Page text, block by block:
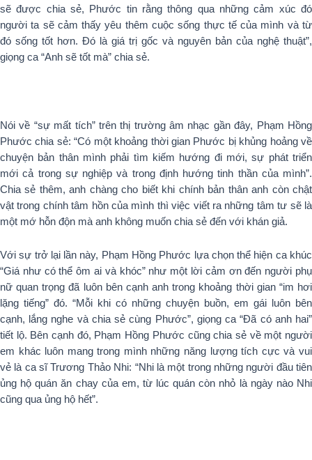
sẽ được chia sẻ, Phước tin rằng thông qua những cảm xúc đó
người ta sẽ cảm thấy yêu thêm cuộc sống thực tế của mình và từ
đó sống tốt hơn. Đó là giá trị gốc và nguyên bản của nghệ thuật”,
giọng ca “Anh sẽ tốt mà” chia sẻ.
Nói về “sự mất tích” trên thị trường âm nhạc gần đây, Phạm Hồng
Phước chia sẻ: “Có một khoảng thời gian Phước bị khủng hoảng về
chuyện bản thân mình phải tìm kiếm hướng đi mới, sự phát triển
mới cả trong sự nghiệp và trong định hướng tinh thần của mình”.
Chia sẻ thêm, anh chàng cho biết khi chính bản thân anh còn chật
vật trong chính tâm hồn của mình thì việc viết ra những tâm tư sẽ là
một mớ hỗn độn mà anh không muốn chia sẻ đến với khán giả.
Với sự trở lại lần này, Phạm Hồng Phước lựa chọn thể hiện ca khúc
“Giá như có thể ôm ai và khóc” như một lời cảm ơn đến người phụ
nữ quan trọng đã luôn bên cạnh anh trong khoảng thời gian “im hơi
lặng tiếng” đó. “Mỗi khi có những chuyện buồn, em gái luôn bên
cạnh, lắng nghe và chia sẻ cùng Phước”, giọng ca “Đã có anh hai”
tiết lộ. Bên cạnh đó, Phạm Hồng Phước cũng chia sẻ về một người
em khác luôn mang trong mình những năng lượng tích cực và vui
vẻ là ca sĩ Trương Thảo Nhi: “Nhi là một trong những người đầu tiên
ủng hộ quán ăn chay của em, từ lúc quán còn nhỏ là ngày nào Nhi
cũng qua ủng hộ hết”.